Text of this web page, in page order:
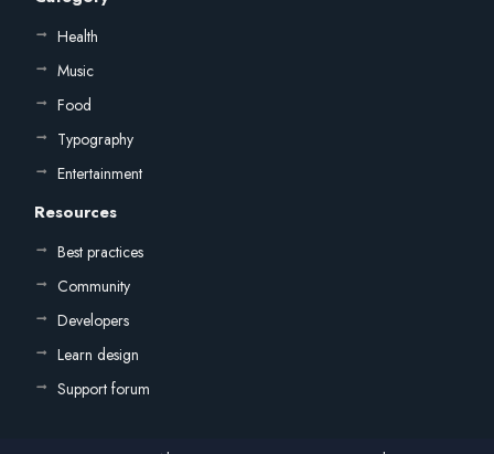
Health
Music
Food
Typography
Entertainment
Resources
Best practices
Community
Developers
Learn design
Support forum